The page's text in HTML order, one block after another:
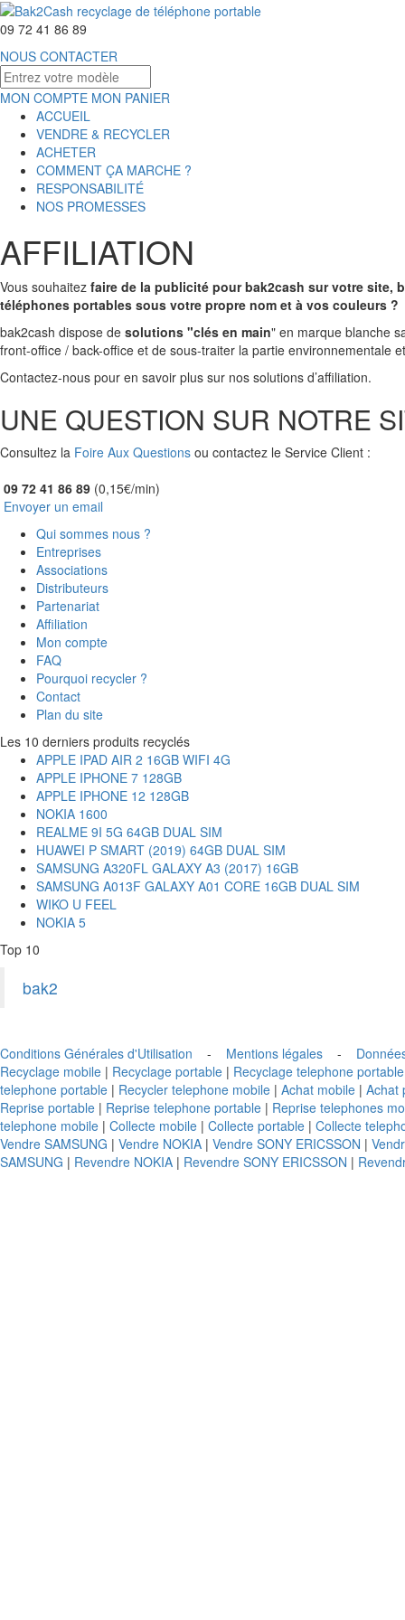
09 72 41 86 89
NOUS CONTACTER
MON COMPTE MON PANIER
ACCUEIL
VENDRE & RECYCLER
ACHETER
COMMENT ÇA MARCHE ?
RESPONSABILITÉ
NOS PROMESSES
AFFILIATION
Vous souhaitez faire de la publicité pour bak2cash sur votre site,
téléphones portables sous votre propre nom et à vos couleurs ?
bak2cash dispose de solutions "clés en main" en marque blanche
front-office / back-office et de sous-traiter la partie environnementale
Contactez-nous pour en savoir plus sur nos solutions d’affiliation.
UNE QUESTION SUR NOTRE
Consultez la Foire Aux Questions ou contactez le Service Client :
09 72 41 86 89 (0,15€/min)
Envoyer un email
Qui sommes nous ?
Entreprises
Associations
Distributeurs
Partenariat
Affiliation
Mon compte
FAQ
Pourquoi recycler ?
Contact
Plan du site
Les 10 derniers produits recyclés
APPLE IPAD AIR 2 16GB WIFI 4G
APPLE IPHONE 7 128GB
APPLE IPHONE 12 128GB
NOKIA 1600
REALME 9I 5G 64GB DUAL SIM
HUAWEI P SMART (2019) 64GB DUAL SIM
SAMSUNG A320FL GALAXY A3 (2017) 16GB
SAMSUNG A013F GALAXY A01 CORE 16GB DUAL SIM
WIKO U FEEL
NOKIA 5
Top 10
bak2
Conditions Générales d'Utilisation - Mentions légales -
Recyclage mobile | Recyclage portable | Recyclage telephone portable
telephone portable | Recycler telephone mobile | Achat mobile | Achat
Reprise portable | Reprise telephone portable | Reprise telephones
telephone mobile | Collecte mobile | Collecte portable | Collecte
Vendre SAMSUNG | Vendre NOKIA | Vendre SONY ERICSSON |
SAMSUNG | Revendre NOKIA | Revendre SONY ERICSSON |